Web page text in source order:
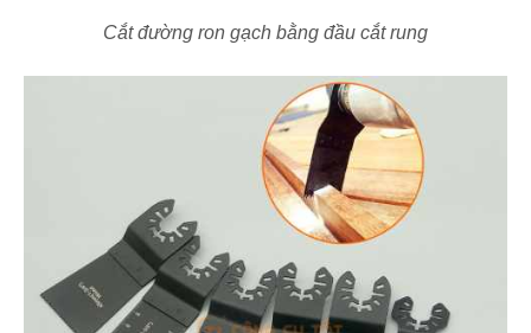
Cắt đường ron gạch bằng đầu cắt rung